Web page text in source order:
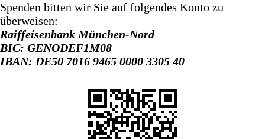
Spenden bitten wir Sie auf folgendes Konto zu
überweisen:
Raiffeisenbank München-Nord
BIC: GENODEF1M08
IBAN: DE50 7016 9465 0000 3305 40